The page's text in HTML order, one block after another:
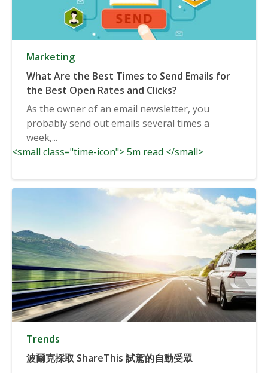
Marketing
What Are the Best Times to Send Emails for
the Best Open Rates and Clicks?
As the owner of an email newsletter, you
probably send out emails several times a
week,...
<small class="time-icon"> 5m read </small>
Trends
波爾克採取 ShareThis 試駕的自動受眾